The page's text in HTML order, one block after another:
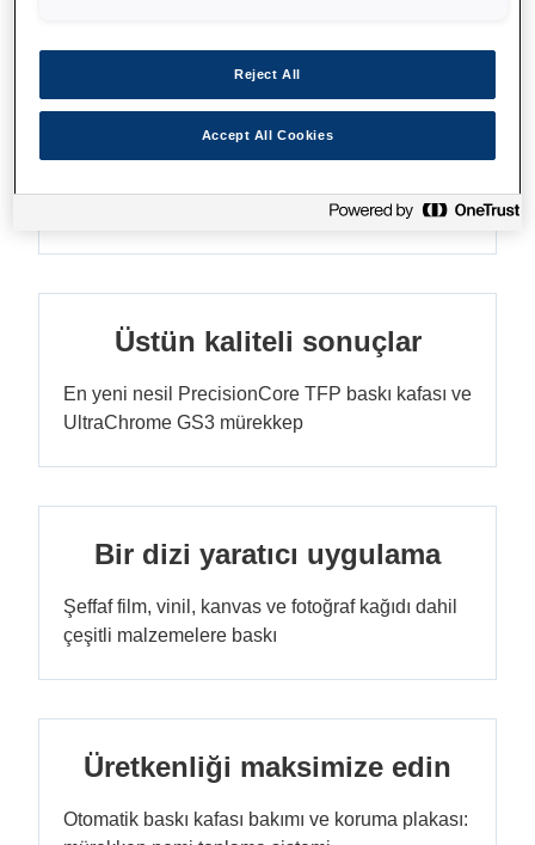
Hassas ve hatasız yazdırma
Üstün kaliteli sonuçlar
En yeni nesil PrecisionCore TFP baskı kafası ve
UltraChrome GS3 mürekkep
Bir dizi yaratıcı uygulama
Şeffaf film, vinil, kanvas ve fotoğraf kağıdı dahil
çeşitli malzemelere baskı
Üretkenliği maksimize edin
Otomatik baskı kafası bakımı ve koruma plakası:
Reject All
Accept All Cookies